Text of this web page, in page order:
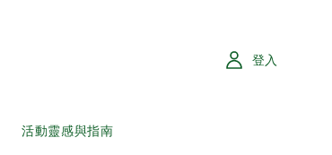
活動靈感與指南
登入